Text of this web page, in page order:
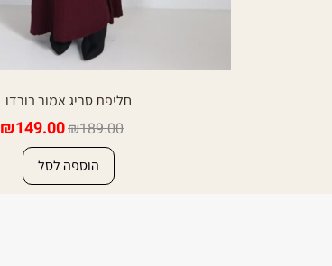
חליפת סריג אמור בורדו
₪189.00
₪149.00
הוספה לסל